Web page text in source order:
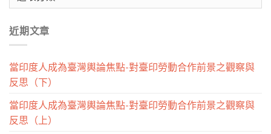
類
近期文章
當印度人成為臺灣輿論焦點-對臺印勞動合作前景之觀察與
反思（下）
當印度人成為臺灣輿論焦點-對臺印勞動合作前景之觀察與
反思（上）